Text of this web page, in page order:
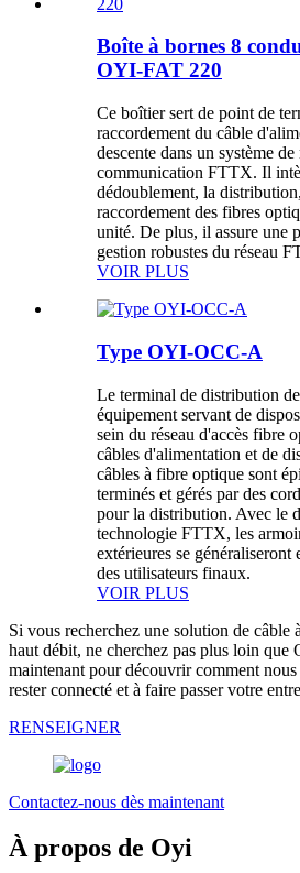
Boîte à bornes 8
OYI-FAT 220
Ce boîtier sert de point de
raccordement du câble
descente dans un système de
communication FTTX. Il
dédoublement, la
raccordement des fibres
unité. De plus, il assure une
gestion robustes du réseau
VOIR PLUS
Type OYI-OCC-A
Le terminal de distribution
équipement servant de
sein du réseau d'accès fibre
câbles d'alimentation et de
câbles à fibre optique sont
terminés et gérés par des
pour la distribution. Avec le
technologie FTTX, les
extérieures se généraliseront
des utilisateurs finaux.
VOIR PLUS
Si vous recherchez une solution de câble
haut débit, ne cherchez pas plus loin que
maintenant pour découvrir comment
rester connecté et à faire passer votre
RENSEIGNER
Contactez-nous dès maintenant
À propos de Oyi